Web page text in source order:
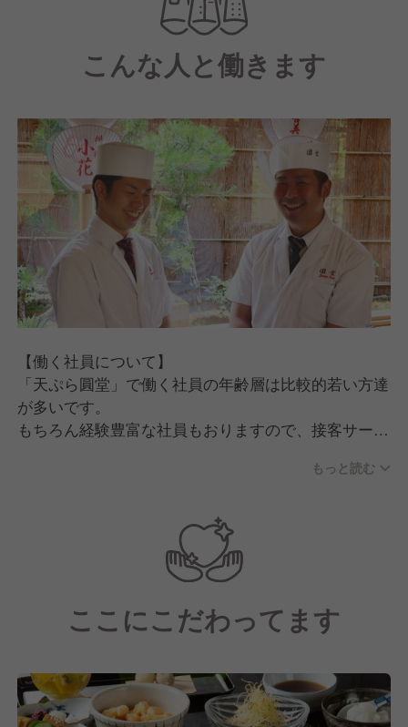
こんな人と働きます
【働く社員について】
「天ぷら圓堂」で働く社員の年齢層は比較的若い方達
が多いです。
もちろん経験豊富な社員もおりますので、接客サービ
職場は切磋琢磨して向上心を持って働いているので、
【求める人物像の3要素】
「コミュニケーション」人間関係を意識して自発的に
「責任感」託された役割に対して責任を持って仕事が
できる方
せる方
もっと読む
ここにこだわってます